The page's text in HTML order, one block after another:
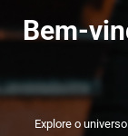
Bem-
Explore o